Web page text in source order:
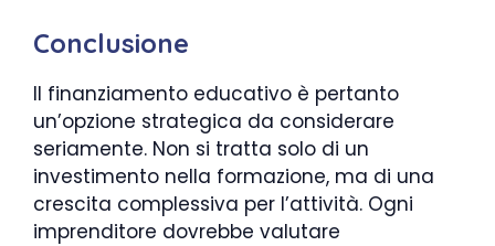
Conclusione
Il finanziamento educativo è pertanto
un’opzione strategica da considerare
seriamente. Non si tratta solo di un
investimento nella formazione, ma di una
crescita complessiva per l’attività. Ogni
imprenditore dovrebbe valutare